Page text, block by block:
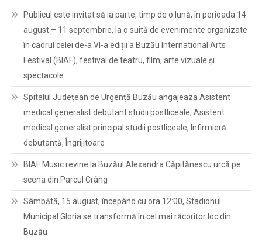
Publicul este invitat să ia parte, timp de o lună, în perioada 14
august – 11 septembrie, la o suită de evenimente organizate
în cadrul celei de-a VI-a ediții a Buzău International Arts
Festival (BIAF), festival de teatru, film, arte vizuale și
spectacole
Spitalul Județean de Urgență Buzău angajeaza Asistent
medical generalist debutant studii postliceale, Asistent
medical generalist principal studii postliceale, Infirmieră
debutantă, Îngrijitoare
BIAF Music revine la Buzău! Alexandra Căpitănescu urcă pe
scena din Parcul Crâng
Sâmbătă, 15 august, începând cu ora 12:00, Stadionul
Municipal Gloria se transformă în cel mai răcoritor loc din
Buzău